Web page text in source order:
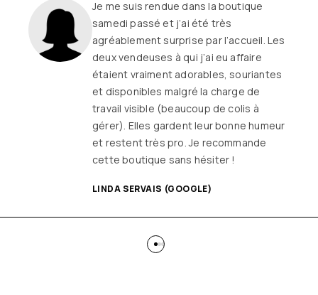
Je me suis rendue dans la boutique
samedi passé et j’ai été très
agréablement surprise par l’accueil. Les
deux vendeuses à qui j’ai eu affaire
étaient vraiment adorables, souriantes
et disponibles malgré la charge de
travail visible (beaucoup de colis à
gérer). Elles gardent leur bonne humeur
et restent très pro. Je recommande
cette boutique sans hésiter !
LINDA SERVAIS (GOOGLE)